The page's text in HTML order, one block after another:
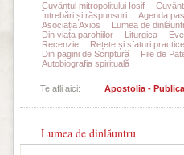
Cuvântul mitropolitului Iosif
Întrebări și răspunsuri
Agenda
Asociația Axios
Lumea de
Din viața parohiilor
Liturgica
Recenzie
Rețete și sfaturi practice
Din pagini de Scriptură
File de
Autobiografia spirituală
Te afli aici: Apostolia -
Lumea de dinlăuntru